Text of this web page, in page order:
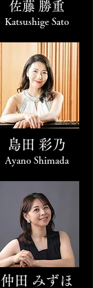
佐藤 勝重
Katsushige Sato
島田 彩乃
Ayano Shimada
仲田 みずほ